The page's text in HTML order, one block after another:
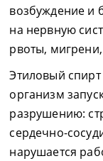
возбуждение и
на нервную
рвоты, мигрени,
Этиловый
организм
разрушению:
сердечно-
нарушается